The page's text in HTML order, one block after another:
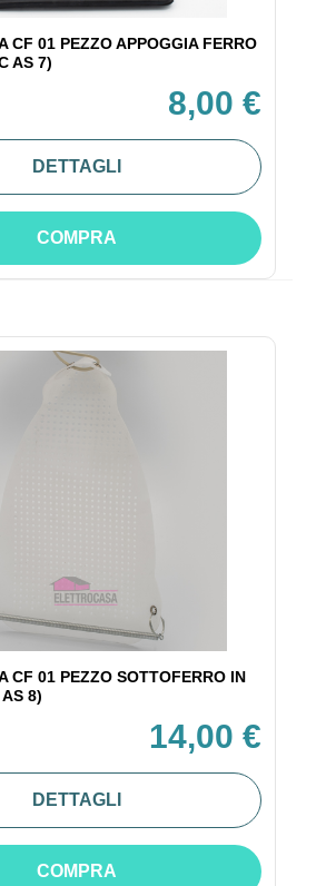
CF 01 PEZZO APPOGGIA FERRO
AS 7)
8,00 €
DETTAGLI
COMPRA
CF 01 PEZZO SOTTOFERRO IN
8)
14,00 €
DETTAGLI
COMPRA